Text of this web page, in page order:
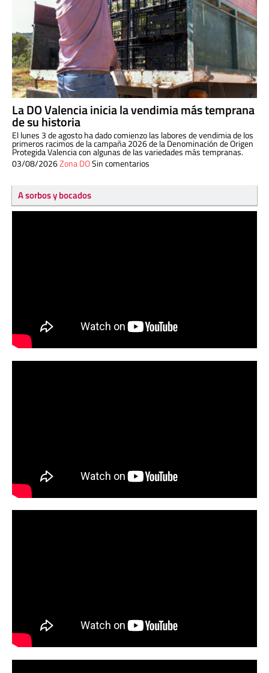
La DO Valencia inicia la vendimia más temprana
de su historia
El lunes 3 de agosto ha dado comienzo las labores de vendimia de los
primeros racimos de la campaña 2026 de la Denominación de Origen
Protegida Valencia con algunas de las variedades más tempranas.
03/08/2026Zona DOSin comentarios
A sorbos y bocados